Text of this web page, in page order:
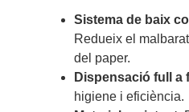
Sistema de baix
Redueix el
del paper.
Dispensació full a
higiene i eficiència.